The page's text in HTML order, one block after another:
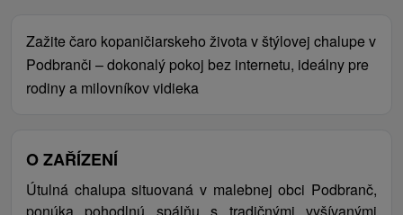
Zažite čaro kopaničiarskeho života v štýlovej chalupe v
Podbranči – dokonalý pokoj bez internetu, ideálny pre
rodiny a milovníkov vidieka
O ZAŘÍZENÍ
Útulná chalupa situovaná v malebnej obci Podbranč,